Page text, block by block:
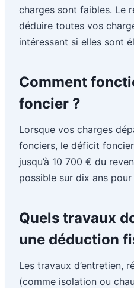
charges sont faibles. Le
déduire toutes vos
intéressant si elles sont
Comment
foncier ?
Lorsque vos charges
fonciers, le déficit
jusqu’à 10 700 € du
possible sur dix ans pour
Quels travaux
une déduction
Les travaux d’entretien,
(comme isolation ou